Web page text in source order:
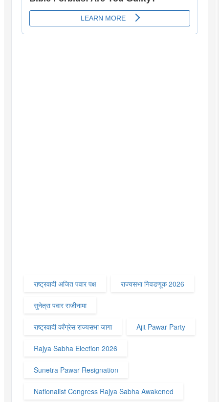
राष्ट्रवादी अजित पवार पक्ष राज्यसभा निवडणूक 2026
सुनेत्रा पवार राजीनामा
राष्ट्रवादी काँग्रेस राज्यसभा जागा Ajit Pawar Party
Rajya Sabha Election 2026
Sunetra Pawar Resignation
Nationalist Congress Rajya Sabha Awakened